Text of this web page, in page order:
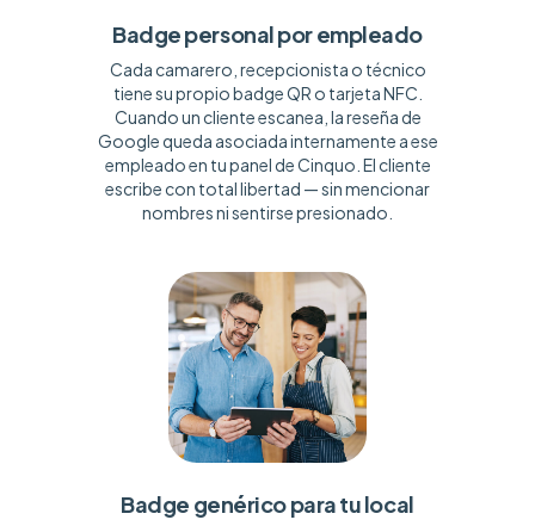
Badge personal por empleado
Cada camarero, recepcionista o técnico
tiene su propio badge QR o tarjeta NFC.
Cuando un cliente escanea, la reseña de
Google queda asociada internamente a ese
empleado en tu panel de Cinquo. El cliente
escribe con total libertad — sin mencionar
nombres ni sentirse presionado.
Badge genérico para tu local